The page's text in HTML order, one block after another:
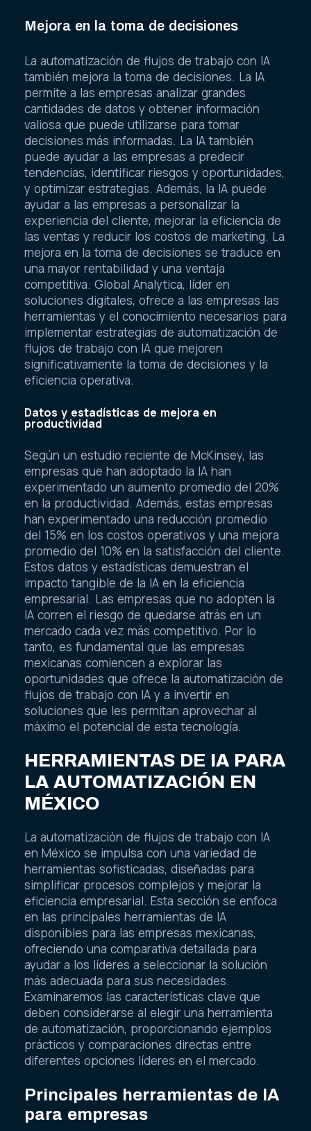
Mejora en la toma de decisiones
La automatización de flujos de trabajo con IA
también mejora la toma de decisiones. La IA
permite a las empresas analizar grandes
cantidades de datos y obtener información
valiosa que puede utilizarse para tomar
decisiones más informadas. La IA también
puede ayudar a las empresas a predecir
tendencias, identificar riesgos y oportunidades,
y optimizar estrategias. Además, la IA puede
ayudar a las empresas a personalizar la
experiencia del cliente, mejorar la eficiencia de
las ventas y reducir los costos de marketing. La
mejora en la toma de decisiones se traduce en
una mayor rentabilidad y una ventaja
competitiva. Global Analytica, líder en
soluciones digitales, ofrece a las empresas las
herramientas y el conocimiento necesarios para
implementar estrategias de automatización de
flujos de trabajo con IA que mejoren
significativamente la toma de decisiones y la
eficiencia operativa.
Datos y estadísticas de mejora en
productividad
Según un estudio reciente de McKinsey, las
empresas que han adoptado la IA han
experimentado un aumento promedio del 20%
en la productividad. Además, estas empresas
han experimentado una reducción promedio
del 15% en los costos operativos y una mejora
promedio del 10% en la satisfacción del cliente.
Estos datos y estadísticas demuestran el
impacto tangible de la IA en la eficiencia
empresarial. Las empresas que no adopten la
IA corren el riesgo de quedarse atrás en un
mercado cada vez más competitivo. Por lo
tanto, es fundamental que las empresas
mexicanas comiencen a explorar las
oportunidades que ofrece la automatización de
flujos de trabajo con IA y a invertir en
soluciones que les permitan aprovechar al
máximo el potencial de esta tecnología.
HERRAMIENTAS DE IA PARA
LA AUTOMATIZACIÓN EN
MÉXICO
La automatización de flujos de trabajo con IA
en México se impulsa con una variedad de
herramientas sofisticadas, diseñadas para
simplificar procesos complejos y mejorar la
eficiencia empresarial. Esta sección se enfoca
en las principales herramientas de IA
disponibles para las empresas mexicanas,
ofreciendo una comparativa detallada para
ayudar a los líderes a seleccionar la solución
más adecuada para sus necesidades.
Examinaremos las características clave que
deben considerarse al elegir una herramienta
de automatización, proporcionando ejemplos
prácticos y comparaciones directas entre
diferentes opciones líderes en el mercado.
Principales herramientas de IA
para empresas